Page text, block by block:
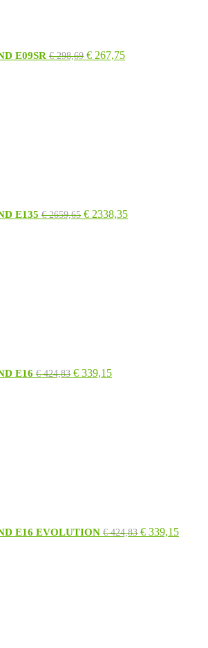
E09SR €298,69 € 267,75
E135 €2659,65 € 2338,35
E16 €424,83 € 339,15
E16 EVOLUTION €424,83 € 339,15